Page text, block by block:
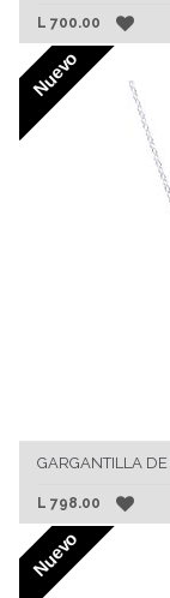
L 700.00
Nuevo
GARGANTILLA
L 798.00
Nuevo